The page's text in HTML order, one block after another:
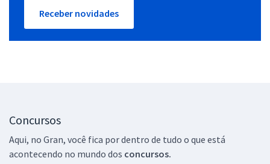
Receber novidades
Concursos
Aqui, no Gran, você fica por dentro de tudo o que está
acontecendo no mundo dos concursos.